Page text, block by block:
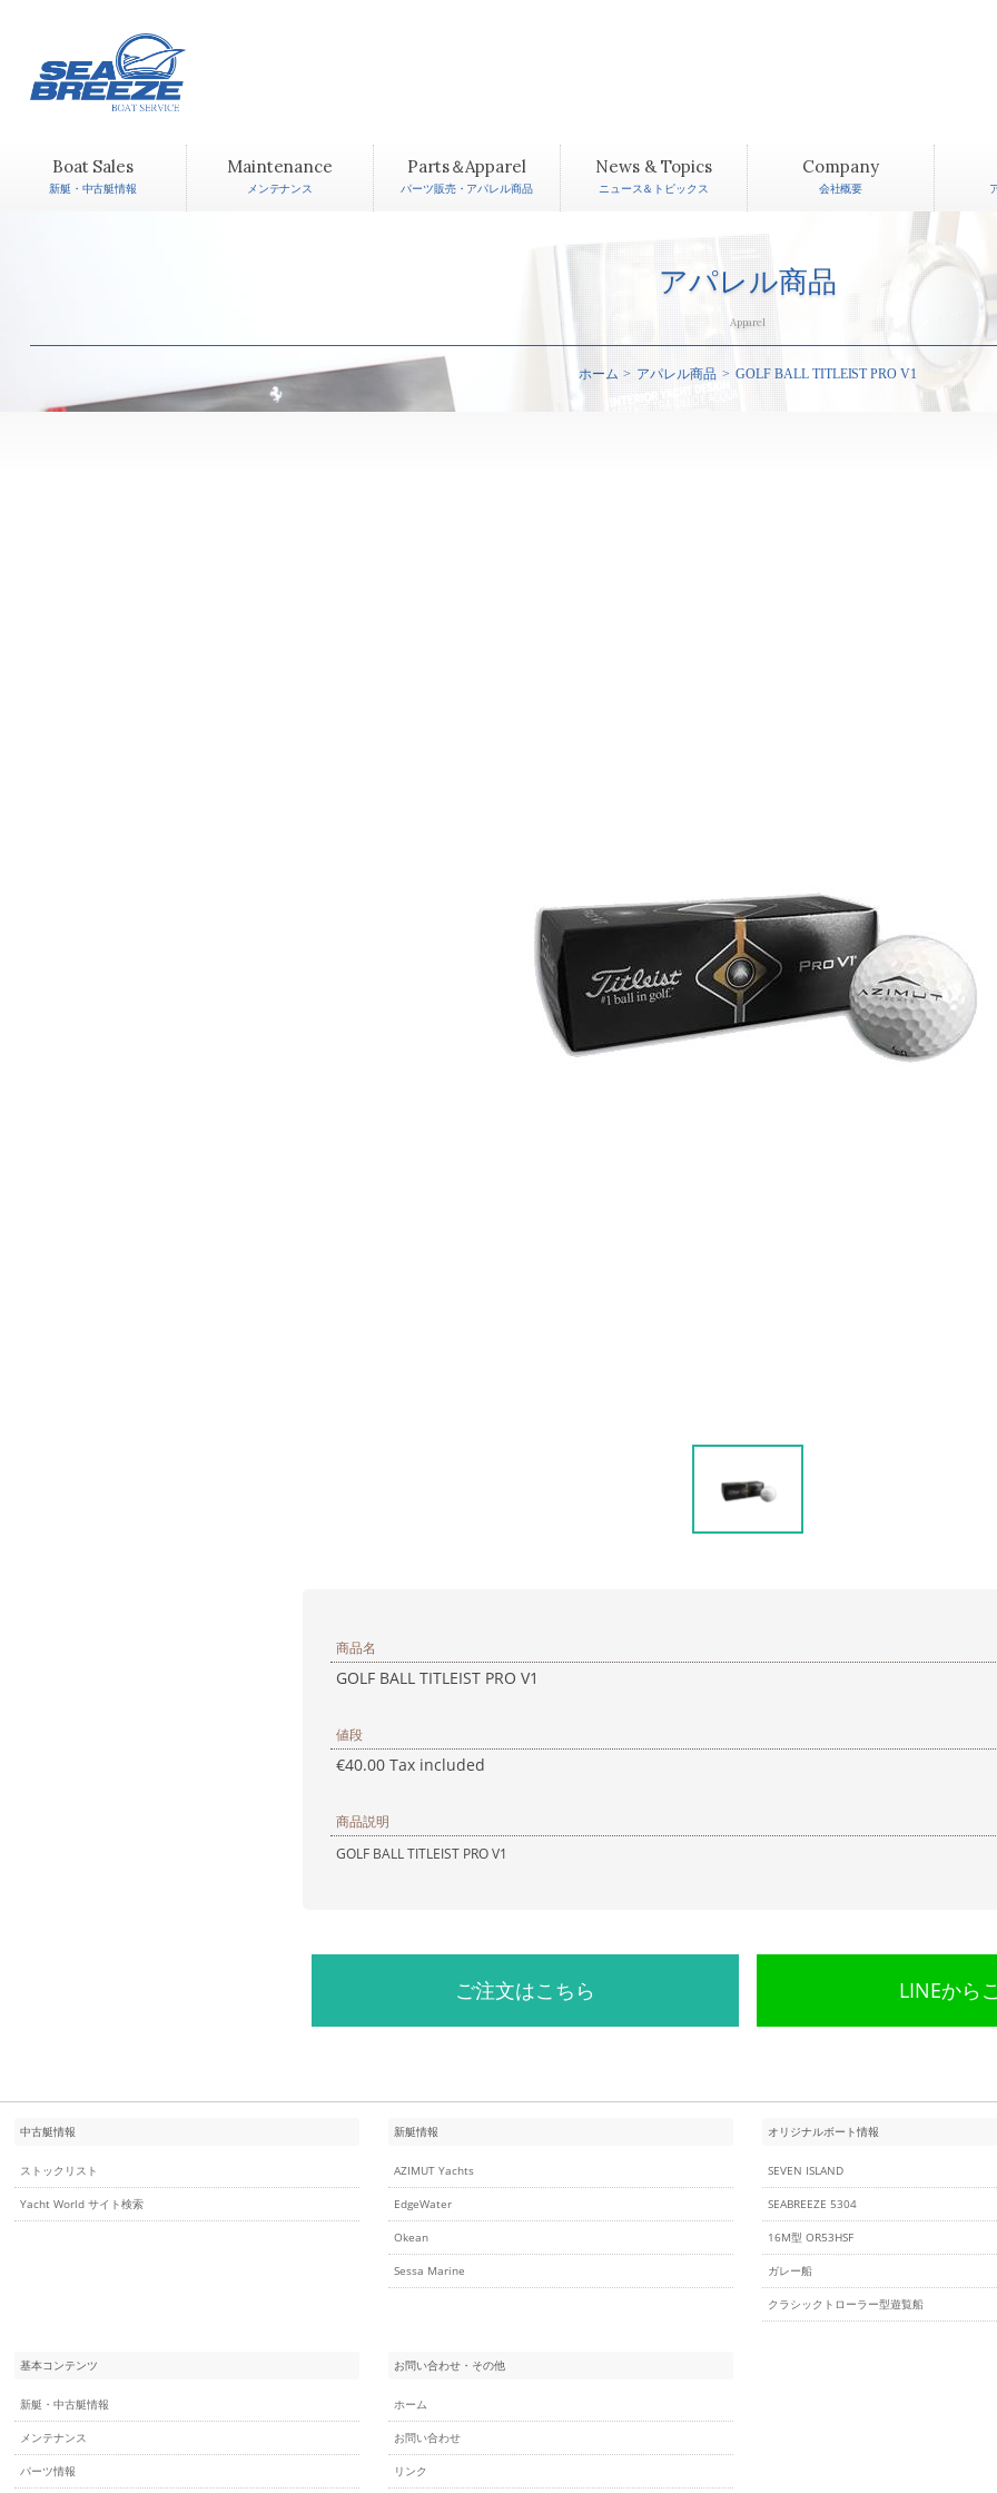
Boat Sales
新艇・中古艇情報
Maintenance
メンテナンス
Parts＆Apparel
パーツ販売・アパレル商品
News & Topics
ニュース＆トピックス
Company
会社概要
アパレル商品
Apparel
ホーム アパレル商品 GOLF BALL TITLEIST PRO V1
商品名
GOLF BALL TITLEIST PRO V1
値段
€40.00 Tax included
商品説明
GOLF BALL TITLEIST PRO V1
ご注文はこちら LINEから
中古艇情報
ストックリスト
Yacht World サイト検索
新艇情報
AZIMUT Yachts
EdgeWater
Okean
Sessa Marine
オリジナルボート情報
SEVEN ISLAND
SEABREEZE 5304
16M型 OR53HSF
ガレー船
クラシックトローラー型遊覧船
基本コンテンツ
新艇・中古艇情報
メンテナンス
パーツ情報
お問い合わせ・その他
ホーム
お問い合わせ
リンク